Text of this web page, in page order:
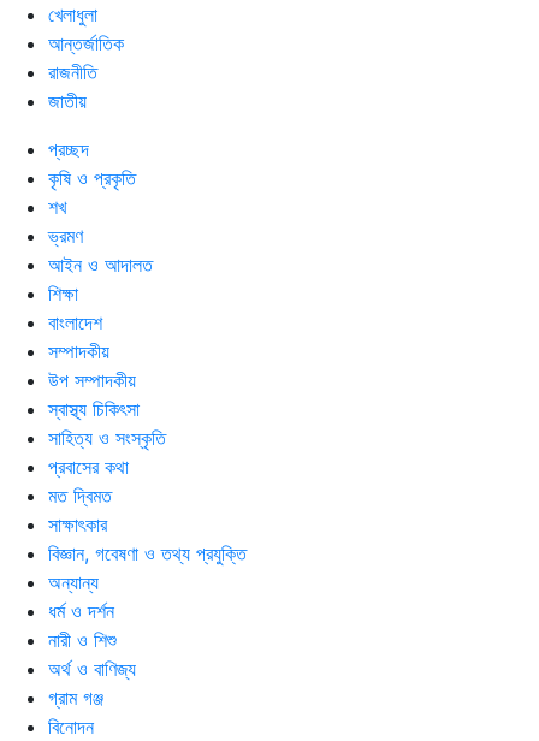
খেলাধুলা
আন্তর্জাতিক
রাজনীতি
জাতীয়
প্রচ্ছদ
কৃষি ও প্রকৃতি
শখ
ভ্রমণ
আইন ও আদালত
শিক্ষা
বাংলাদেশ
সম্পাদকীয়
উপ সম্পাদকীয়
স্বাস্থ্য চিকিৎসা
সাহিত্য ও সংস্কৃতি
প্রবাসের কথা
মত দ্বিমত
সাক্ষাৎকার
বিজ্ঞান, গবেষণা ও তথ্য প্রযুক্তি
অন্যান্য
ধর্ম ও দর্শন
নারী ও শিশু
অর্থ ও বাণিজ্য
গ্রাম গঞ্জ
বিনোদন